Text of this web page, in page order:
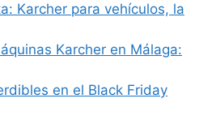
Karcher para vehículos, la
Karcher en Málaga:
en el Black Friday